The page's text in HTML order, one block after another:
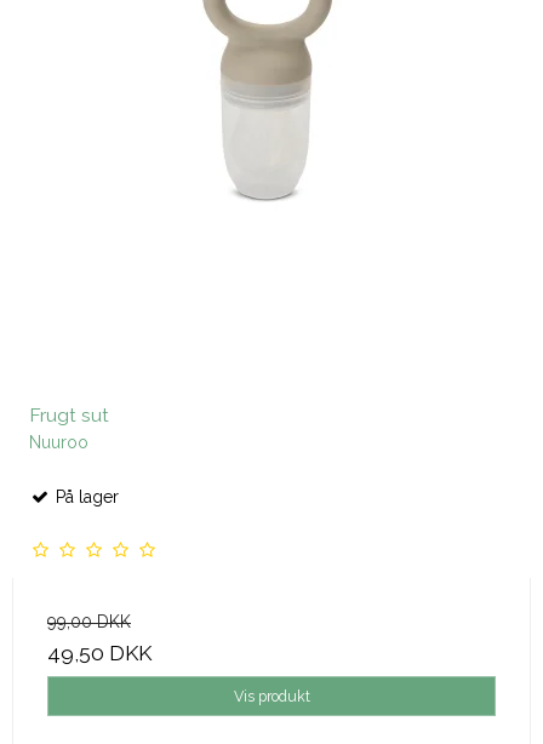
Frugt sut
Nuuroo
På lager
99,00 DKK
49,50 DKK
Vis produkt